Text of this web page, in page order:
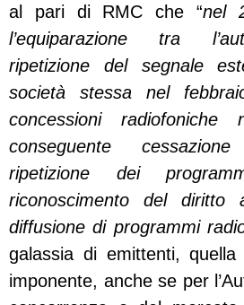
al pari di RMC che “nel
l’equiparazione tra
ripetizione del segnale
società stessa nel
concessioni
conseguente
ripetizione dei
riconoscimento del diritto
diffusione di programmi
galassia di emittenti, quella
imponente, anche se per